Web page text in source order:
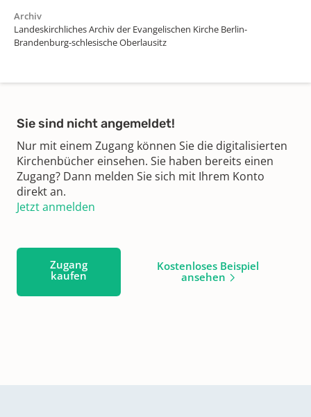
Archiv
Landeskirchliches Archiv der Evangelischen Kirche Berlin-
Brandenburg-schlesische Oberlausitz
Sie sind nicht angemeldet!
Nur mit einem Zugang können Sie die digitalisierten
Kirchenbücher einsehen. Sie haben bereits einen
Zugang? Dann melden Sie sich mit Ihrem Konto
direkt an.
Jetzt anmelden
Zugang
kaufen
Kostenloses Beispiel
ansehen